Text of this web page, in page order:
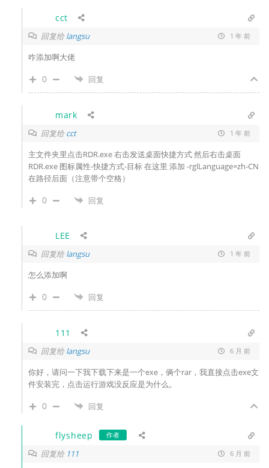
cct
回复给langsu 1 年 前
咋添加啊大佬
0 回复
mark
回复给cct 1 年 前
主文件夹里点击RDR.exe 右击发送桌面快捷方式 然后右击桌面
RDR.exe 图标属性-快捷方式-目标 在这里 添加 -rglLanguage=zh-CN
在路径后面（注意带个空格）
0 回复
LEE
回复给langsu 1 年 前
怎么添加啊
0 回复
111
回复给langsu 6 月 前
你好，请问一下我下载下来是一个exe，俩个rar，我直接点击exe文
件安装完，点击运行游戏没反应是为什么。
0 回复
flysheep 作者
回复给 111 6 月 前